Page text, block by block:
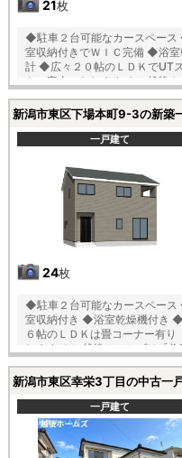
21枚
◆駐車２台可能なカースペー
室収納付きでＷＩＣ完備 ◆浴
計 ◆広々２０帖のＬＤＫでUTスペース有り １）平
もご案内いたします ２）越後
プレゼントキャンペーン実施中 ■自動洗浄機能付きの外壁サイディング
■地震に強い「耐震等級３」の
宅性能評価」W取得！ ■「ベ
建物１０年保証（最大３５年
スコールセンター設置 ■浴室
【教育】 中野山小学校 徒歩
新潟市東区下場本町9-3の新築
一戸建て
24枚
◆駐車２台可能なカースペー
室収納付き ◆浴室乾燥機付き
６帖のＬＤＫは畳コーナー有り １）平日、土日祝日いつでもご案内いた
します ２）越後ホームズは「
ャンペーン実施中 ■自動洗浄機能付きの外壁サイディング ■地震に強い
「耐震等級３」の家！ ■厳しい
W取得！ ■「ベタ基礎」「地
証（最大３５年まで延長可）
ター設置 ■浴室乾燥機で天候に左右され
小学校 徒歩１０分 石山中学
新潟市東区幸栄3丁目の中古一
一戸建て